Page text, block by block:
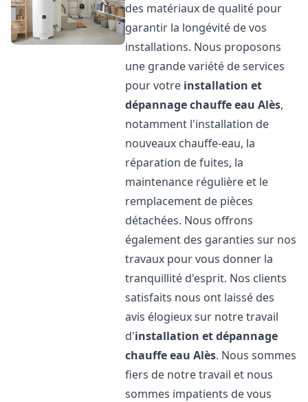
des matériaux de qualité pour
garantir la longévité de vos
installations. Nous proposons
une grande variété de services
pour votre installation et
dépannage chauffe eau Alès,
notamment l'installation de
nouveaux chauffe-eau, la
réparation de fuites, la
maintenance régulière et le
remplacement de pièces
détachées. Nous offrons
également des garanties sur nos
travaux pour vous donner la
tranquillité d'esprit. Nos clients
satisfaits nous ont laissé des
avis élogieux sur notre travail
d'installation et dépannage
chauffe eau Alès. Nous sommes
fiers de notre travail et nous
sommes impatients de vous